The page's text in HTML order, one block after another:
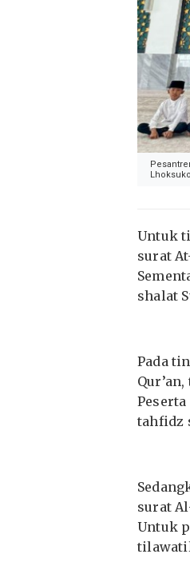
Untuk
surat
shalat
Pada
tahfidz
surat
Untuk
tilawatil